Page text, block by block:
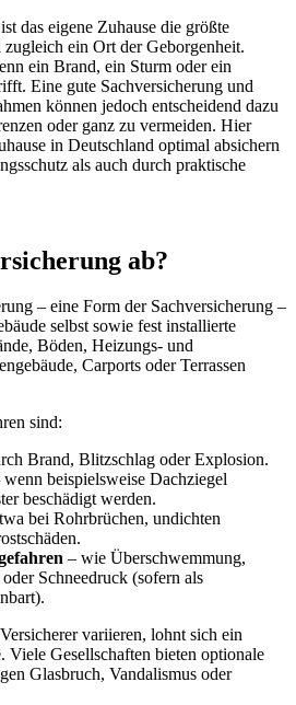
das eigene Zuhause die größte
ein Ort der Geborgenheit.
ein Brand, ein Sturm oder ein
Eine gute Sachversicherung und
können jedoch entscheidend dazu
oder ganz zu vermeiden. Hier
in Deutschland optimal absichern
als auch durch praktische
ab?
– eine Form der Sachversicherung –
selbst sowie fest installierte
Böden, Heizungs- und
Carports oder Terrassen
sind:
Brand, Blitzschlag oder Explosion.
wenn beispielsweise Dachziegel
beschädigt werden.
bei Rohrbrüchen, undichten
– wie Überschwemmung,
Schneedruck (sofern als
variieren, lohnt sich ein
Viele Gesellschaften bieten optionale
Glasbruch, Vandalismus oder